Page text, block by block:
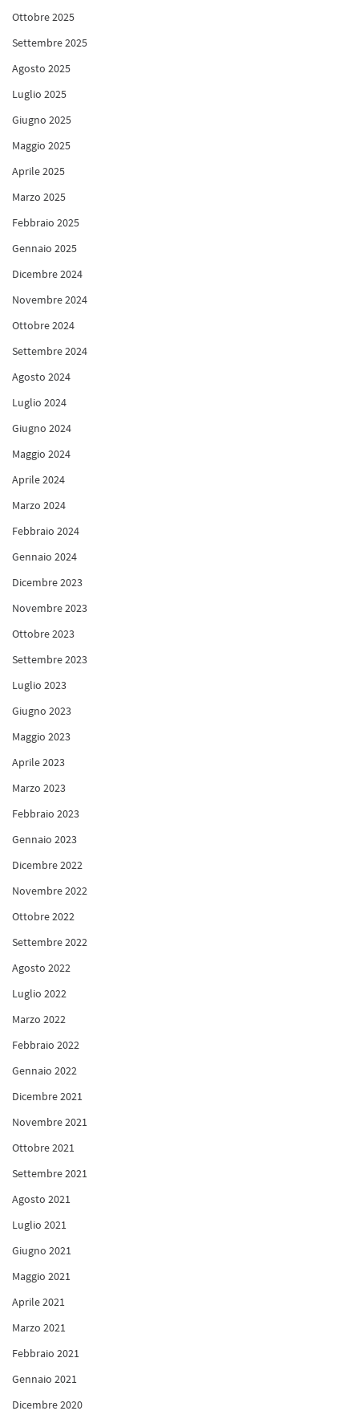
Ottobre 2025
Settembre 2025
Agosto 2025
Luglio 2025
Giugno 2025
Maggio 2025
Aprile 2025
Marzo 2025
Febbraio 2025
Gennaio 2025
Dicembre 2024
Novembre 2024
Ottobre 2024
Settembre 2024
Agosto 2024
Luglio 2024
Giugno 2024
Maggio 2024
Aprile 2024
Marzo 2024
Febbraio 2024
Gennaio 2024
Dicembre 2023
Novembre 2023
Ottobre 2023
Settembre 2023
Luglio 2023
Giugno 2023
Maggio 2023
Aprile 2023
Marzo 2023
Febbraio 2023
Gennaio 2023
Dicembre 2022
Novembre 2022
Ottobre 2022
Settembre 2022
Agosto 2022
Luglio 2022
Marzo 2022
Febbraio 2022
Gennaio 2022
Dicembre 2021
Novembre 2021
Ottobre 2021
Settembre 2021
Agosto 2021
Luglio 2021
Giugno 2021
Maggio 2021
Aprile 2021
Marzo 2021
Febbraio 2021
Gennaio 2021
Dicembre 2020